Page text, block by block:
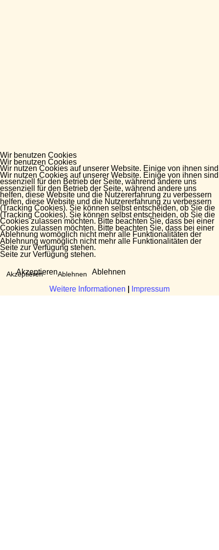
Wir benutzen Cookies
Wir nutzen Cookies auf unserer Website. Einige von ihnen sind
essenziell für den Betrieb der Seite, während andere uns
helfen, diese Website und die Nutzererfahrung zu verbessern
(Tracking Cookies). Sie können selbst entscheiden, ob Sie die
Cookies zulassen möchten. Bitte beachten Sie, dass bei einer
Ablehnung womöglich nicht mehr alle Funktionalitäten der
Seite zur Verfügung stehen.
Akzeptieren Ablehnen
Weitere Informationen Impressum
Wir benutzen Cookies
Wir nutzen Cookies auf unserer Website. Einige von ihnen sind
essenziell für den Betrieb der Seite, während andere uns
helfen, diese Website und die Nutzererfahrung zu verbessern
(Tracking Cookies). Sie können selbst entscheiden, ob Sie die
Cookies zulassen möchten. Bitte beachten Sie, dass bei einer
Ablehnung womöglich nicht mehr alle Funktionalitäten der
Seite zur Verfügung stehen.
Akzeptieren Ablehnen
Weitere Informationen Impressum